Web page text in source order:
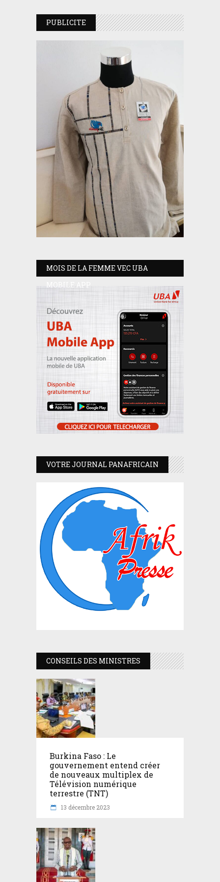
PUBLICITE
MOIS DE LA FEMME VEC UBA
MOBILE APP
VOTRE JOURNAL PANAFRICAIN
CONSEILS DES MINISTRES
Burkina Faso : Le
gouvernement entend créer
de nouveaux multiplex de
Télévision numérique
terrestre (TNT)
13 décembre 2023